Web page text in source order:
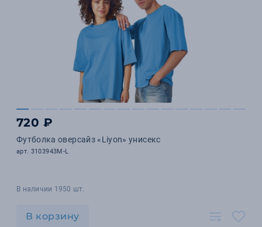
720 ₽
Футболка оверсайз «Liyon» унисекс
арт. 3103943M-L
В наличии 1950 шт.
В корзину